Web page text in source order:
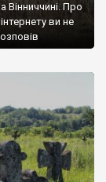
Вінниччині. Про
ви не
не лише